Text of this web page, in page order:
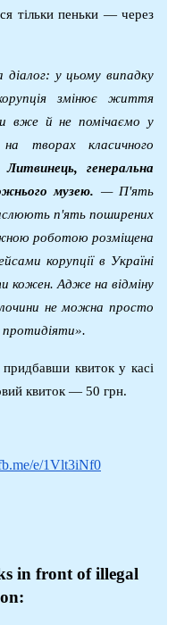
тільки пеньки — через
у цьому випадку
змінює життя
вже й не помічаємо у
творах класичного
генеральна
музею. — П'ять
п'ять поширених
роботою розміщена
корупції в Україні
кожен. Адже на відміну
не можна просто
квиток у касі
квиток — 50 грн.
.me/e/1Vlt3iNf0
in front of illegal